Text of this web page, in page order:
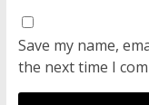
Save my name,
the next time I